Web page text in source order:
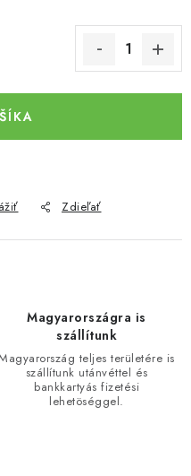
Zdieľať
Magyarországra is
szállítunk
teljes területére is
szállítunk utánvéttel és
bankkartyás fizetési
lehetöséggel.